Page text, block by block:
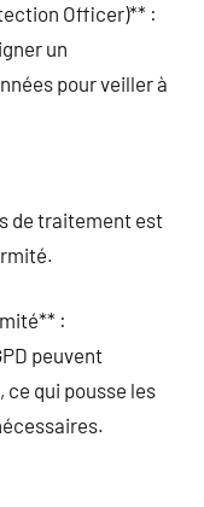
Officer)** :
un
pour veiller à
de traitement est
:
peuvent
ce qui pousse les